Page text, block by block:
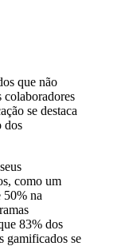
que não
colaboradores
se destaca
dos
como um
50% na
83% dos
gamificados se